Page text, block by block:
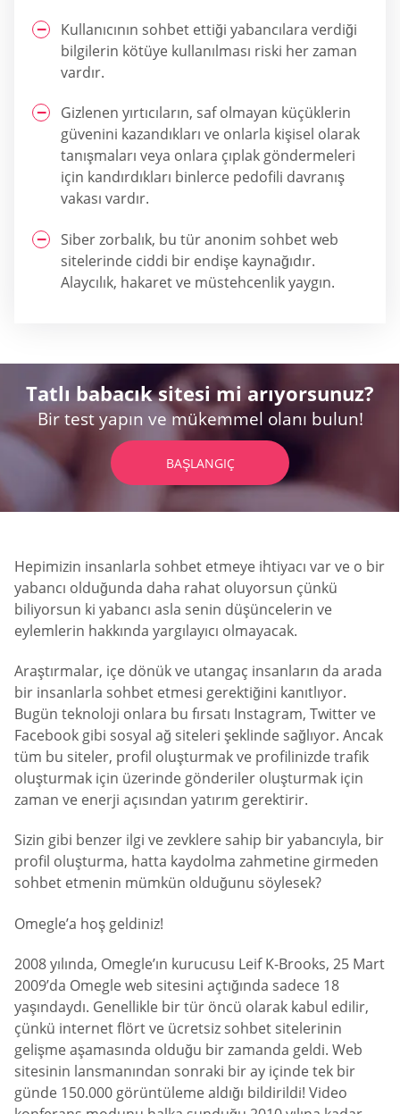
Kullanıcının sohbet ettiği yabancılara verdiği
bilgilerin kötüye kullanılması riski her zaman
vardır.
Gizlenen yırtıcıların, saf olmayan küçüklerin
güvenini kazandıkları ve onlarla kişisel olarak
tanışmaları veya onlara çıplak göndermeleri
için kandırdıkları binlerce pedofili davranış
vakası vardır.
Siber zorbalık, bu tür anonim sohbet web
sitelerinde ciddi bir endişe kaynağıdır.
Alaycılık, hakaret ve müstehcenlik yaygın.
Tatlı babacık sitesi mi arıyorsunuz?
Bir test yapın ve mükemmel olanı bulun!
BAŞLANGIÇ
Hepimizin insanlarla sohbet etmeye ihtiyacı var ve o bir
yabancı olduğunda daha rahat oluyorsun çünkü
biliyorsun ki yabancı asla senin düşüncelerin ve
eylemlerin hakkında yargılayıcı olmayacak.
Araştırmalar, içe dönük ve utangaç insanların da arada
bir insanlarla sohbet etmesi gerektiğini kanıtlıyor.
Bugün teknoloji onlara bu fırsatı Instagram, Twitter ve
Facebook gibi sosyal ağ siteleri şeklinde sağlıyor. Ancak
tüm bu siteler, profil oluşturmak ve profilinizde trafik
oluşturmak için üzerinde gönderiler oluşturmak için
zaman ve enerji açısından yatırım gerektirir.
Sizin gibi benzer ilgi ve zevklere sahip bir yabancıyla, bir
profil oluşturma, hatta kaydolma zahmetine girmeden
sohbet etmenin mümkün olduğunu söylesek?
Omegle’a hoş geldiniz!
2008 yılında, Omegle’ın kurucusu Leif K-Brooks, 25 Mart
2009’da Omegle web sitesini açtığında sadece 18
yaşındaydı. Genellikle bir tür öncü olarak kabul edilir,
çünkü internet flört ve ücretsiz sohbet sitelerinin
gelişme aşamasında olduğu bir zamanda geldi. Web
sitesinin lansmanından sonraki bir ay içinde tek bir
günde 150.000 görüntüleme aldığı bildirildi! Video